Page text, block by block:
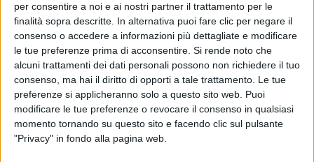
per consentire a noi e ai nostri partner il trattamento per le
finalità sopra descritte. In alternativa puoi fare clic per negare il
consenso o accedere a informazioni più dettagliate e modificare
le tue preferenze prima di acconsentire. Si rende noto che
alcuni trattamenti dei dati personali possono non richiedere il tuo
consenso, ma hai il diritto di opporti a tale trattamento. Le tue
preferenze si applicheranno solo a questo sito web. Puoi
modificare le tue preferenze o revocare il consenso in qualsiasi
momento tornando su questo sito e facendo clic sul pulsante
"Privacy" in fondo alla pagina web.
diMaria Vittoria Pezzoni